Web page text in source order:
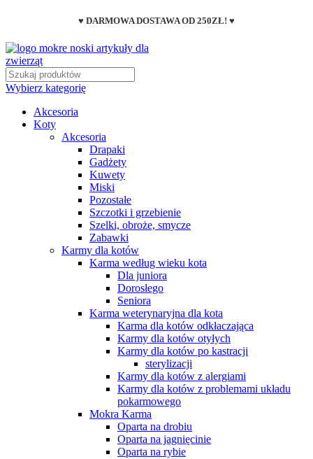
♥ DARMOWA DOSTAWA OD 250ZŁ! ♥
Wybierz kategorię
Akcesoria
Koty
Akcesoria
Drapaki
Gadżety
Kuwety
Miski
Pozostałe
Szczotki i grzebienie
Szelki, obroże, smycze
Zabawki
Karmy dla kotów
Karma według wieku kota
Dla juniora
Dorosłego
Seniora
Karma weterynaryjna dla kota
Karma dla kotów odkłaczająca
Karmy dla kotów otyłych
Karmy dla kotów po kastracji
sterylizacji
Karmy dla kotów z alergiami
Karmy dla kotów z problemami układu
pokarmowego
Mokra Karma
Oparta na drobiu
Oparta na jagnięcinie
Oparta na rybie